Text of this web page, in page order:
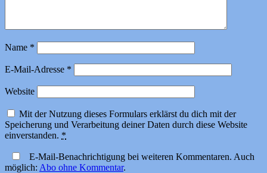
Name *
E-Mail-Adresse *
Website
Mit der Nutzung dieses Formulars erklärst du dich mit der
Speicherung und Verarbeitung deiner Daten durch diese Website
einverstanden. *
E-Mail-Benachrichtigung bei weiteren Kommentaren. Auch
möglich: Abo ohne Kommentar.